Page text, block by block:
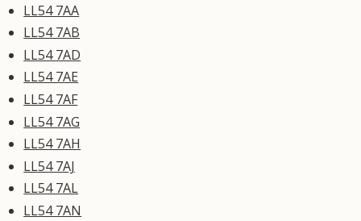
LL54 7AA
LL54 7AB
LL54 7AD
LL54 7AE
LL54 7AF
LL54 7AG
LL54 7AH
LL54 7AJ
LL54 7AL
LL54 7AN